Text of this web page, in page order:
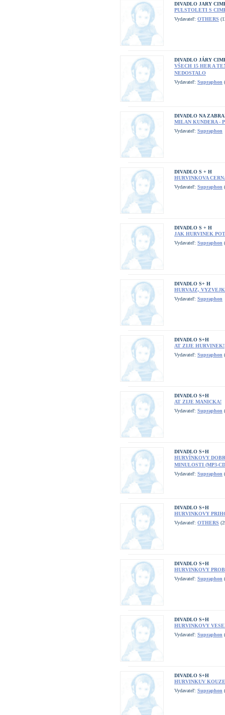
DIVADLO JARY
PULSTOLETI S
Vydavateľ: OTHERS
DIVADLO JÁRY
VŠECH 15 HER A
NEDOSTALO
Vydavateľ: Supraphon
DIVADLO NA
MILAN KUNDERA -
Vydavateľ: Supraphon
DIVADLO S + H
HURVINKOVA
Vydavateľ: Supraphon
DIVADLO S + H
JAK HURVINEK
Vydavateľ: Supraphon
DIVADLO S+ H
HURVAJZ,
Vydavateľ: Supraphon
DIVADLO S+H
AT ZIJE HURVINEK!
Vydavateľ: Supraphon
DIVADLO S+H
AT ZIJE MANICKA!
Vydavateľ: Supraphon
DIVADLO S+H
HURVÍNKOVY
MINULOSTI (MP3-
Vydavateľ: Supraphon
DIVADLO S+H
HURVINKOVY
Vydavateľ: OTHERS
DIVADLO S+H
HURVINKOVY
Vydavateľ: Supraphon
DIVADLO S+H
HURVINKOVY
Vydavateľ: Supraphon
DIVADLO S+H
HURVINKUV
Vydavateľ: Supraphon